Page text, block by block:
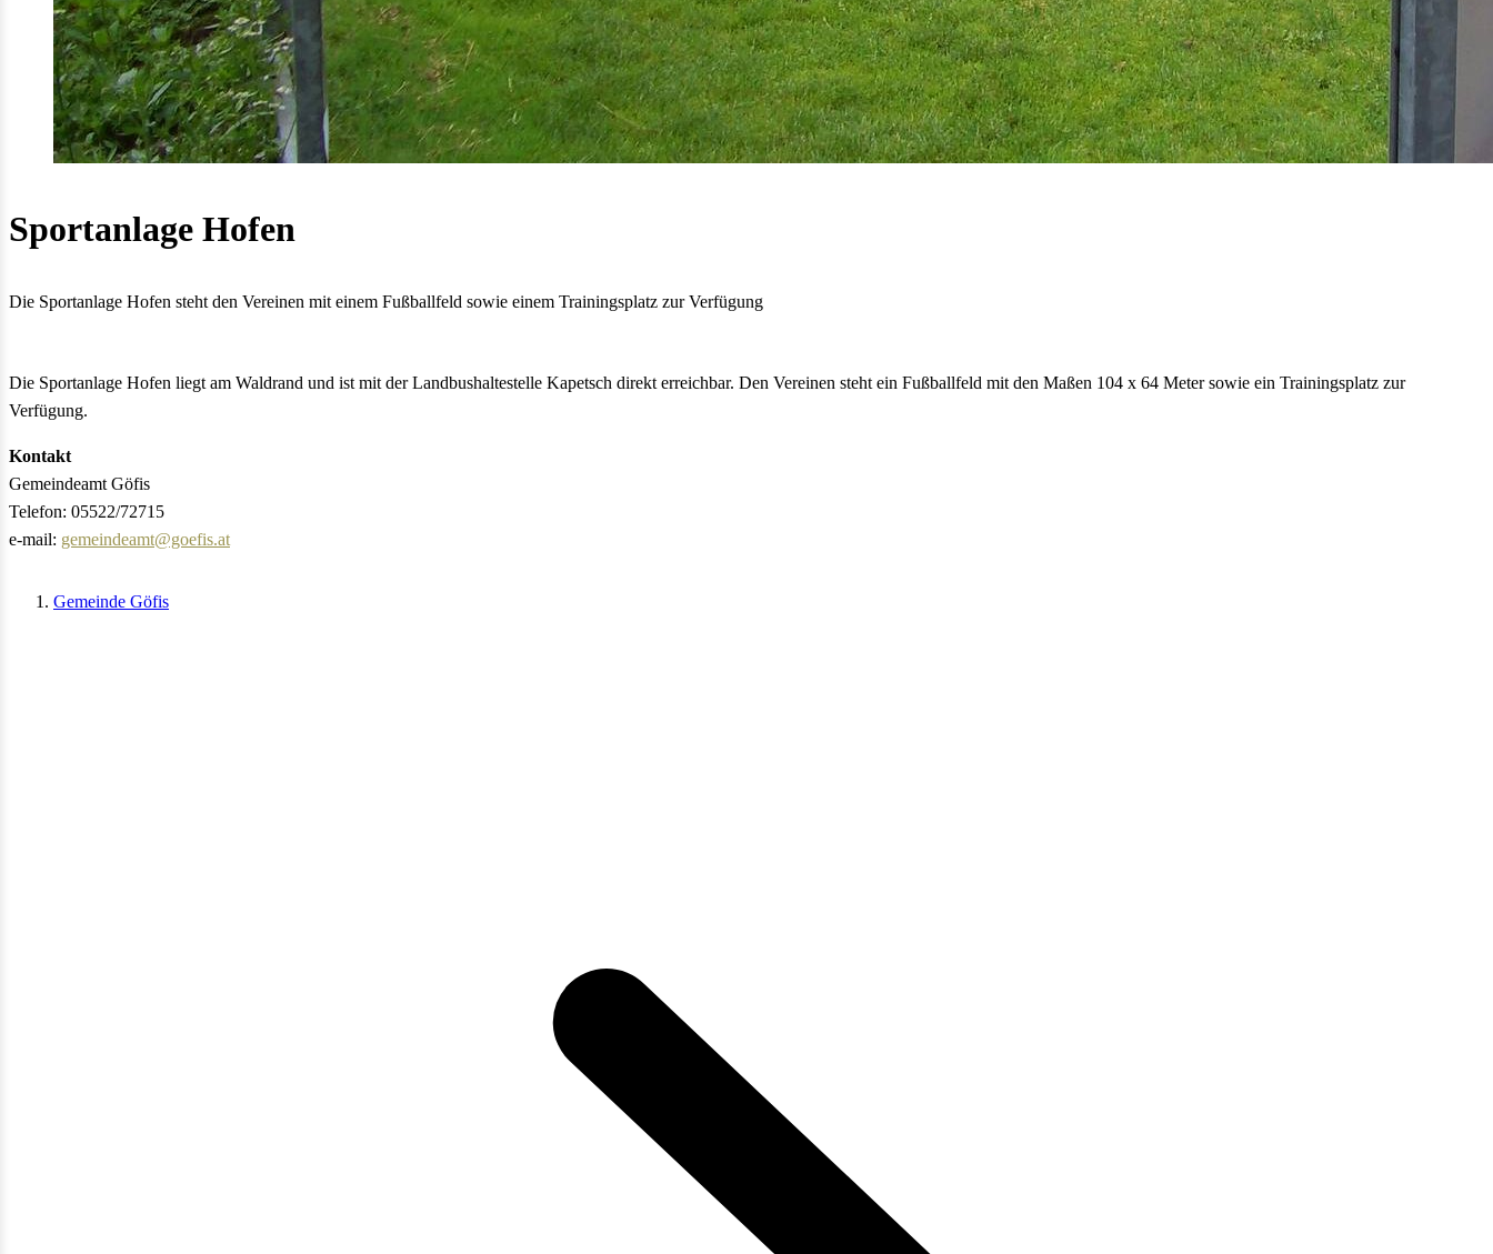
Sportanlage Hofen
Die Sportanlage Hofen steht den Vereinen mit einem Fußballfeld sowie einem Trainingsplatz zur Verfügung
Die Sportanlage Hofen liegt am Waldrand und ist mit der Landbushaltestelle Kapetsch direkt erreichbar. Den Vereinen steht ein Fußballfeld mit den Maßen 104 x 64 Meter sowie ein Trainingsplatz zur
Verfügung.
Kontakt
Gemeindeamt Göfis
Telefon: 05522/72715
e-mail: gemeindeamt@goefis.at
Gemeinde Göfis